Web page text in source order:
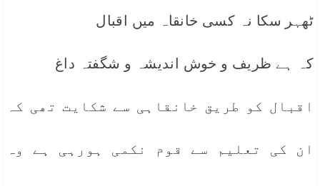
ٹھہر سکا نہ کسی خانقاہ میں اقبال
کہ ہے ظریف و خوش اندیشہ و شگفتہ داغ
اقبال کو طریق خانقاہی سے شکایت تھی کہ
ان کی تعلیم سے قوم نکمی ہورہی ہے وہ